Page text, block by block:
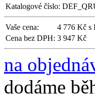
Katalogové číslo:
Vaše cena:
4 776 Kč s
Cena bez DPH: 3 947 Kč
na
dodáme